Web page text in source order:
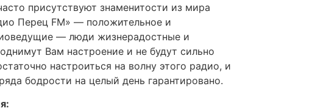
присутствуют знаменитости из мира
Перец FM» — положительное и
— люди жизнерадостные и
Вам настроение и не будут сильно
настроиться на волну этого радио, и
бодрости на целый день гарантировано.